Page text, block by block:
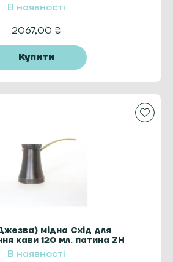
В наявності
2067,00 ₴
Купити
мідна Схід для
кави 120 мл. патина ZH
В наявності